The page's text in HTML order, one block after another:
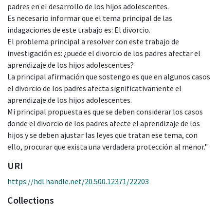
padres en el desarrollo de los hijos adolescentes.
Es necesario informar que el tema principal de las
indagaciones de este trabajo es: El divorcio.
El problema principal a resolver con este trabajo de
investigación es: ¿puede el divorcio de los padres afectar el
aprendizaje de los hijos adolescentes?
La principal afirmación que sostengo es que en algunos casos
el divorcio de los padres afecta significativamente el
aprendizaje de los hijos adolescentes.
Mi principal propuesta es que se deben considerar los casos
donde el divorcio de los padres afecte el aprendizaje de los
hijos y se deben ajustar las leyes que tratan ese tema, con
ello, procurar que exista una verdadera protección al menor."
URI
https://hdl.handle.net/20.500.12371/22203
Collections